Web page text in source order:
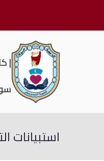
|
استبيانات